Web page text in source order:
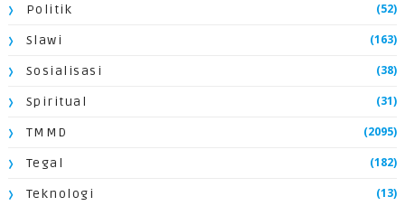
Politik (52)
Slawi (163)
Sosialisasi (38)
Spiritual (31)
TMMD (2095)
Tegal (182)
Teknologi (13)